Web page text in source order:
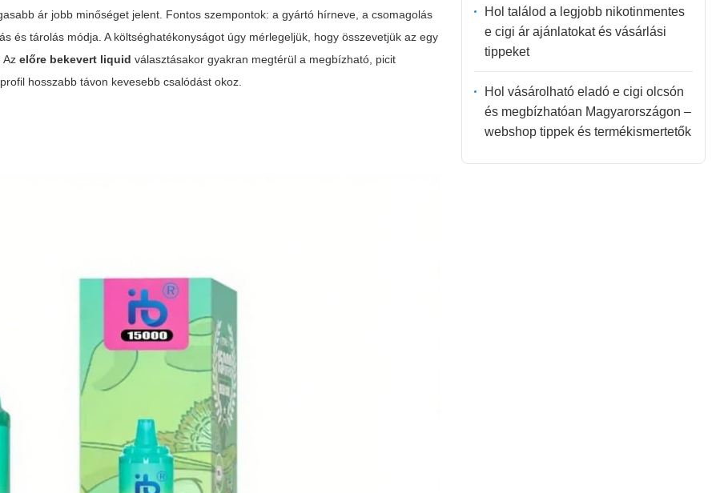
ár jobb minőséget jelent. Fontos szempontok: a gyártó hírneve, a csomagolás
és tárolás módja. A költséghatékonyságot úgy mérlegeljük, hogy összevetjük az egy
Azelőre bekevert liquid választásakor gyakran megtérül a megbízható, picit
hosszabb távon kevesebb csalódást okoz.
Hol találod a legjobb nikotinmentes
e cigi ár ajánlatokat és vásárlási
tippeket
Hol vásárolható eladó e cigi olcsón
és megbízhatóan Magyarországon –
webshop tippek és termékismertetők